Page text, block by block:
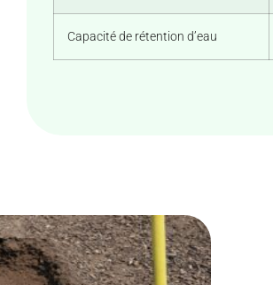
Capacité de rétention d’eau